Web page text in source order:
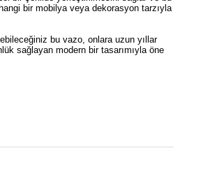
bir mobilya veya dekorasyon tarzıyla
bu vazo, onlara uzun yıllar
sağlayan modern bir tasarımıyla öne